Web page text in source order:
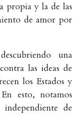
propia y la de las
de amor por
una
las ideas de
los Estados y
esto, notamos
de